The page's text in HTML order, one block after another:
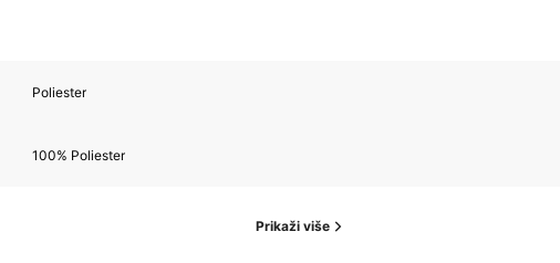
Poliester
100% Poliester
Prikaži više